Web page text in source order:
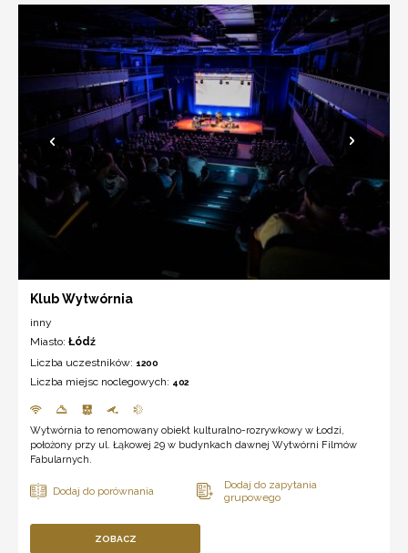
Klub Wytwórnia
inny
Miasto: Łódź
Liczba uczestników: 1200
Liczba miejsc noclegowych: 402
Wytwórnia to renomowany obiekt kulturalno-rozrywkowy w Łodzi,
położony przy ul. Łąkowej 29 w budynkach dawnej Wytwórni Filmów
Fabularnych.
ZOBACZ